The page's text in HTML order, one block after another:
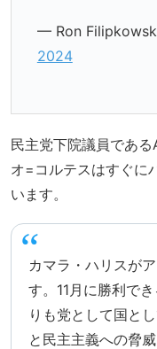
— Ron
2024
民主党下院議員であ
オ=コルテスはすぐに
います。
カマラ・ハリスが
す。11月に勝利で
りも党として国と
と民主主義への脅